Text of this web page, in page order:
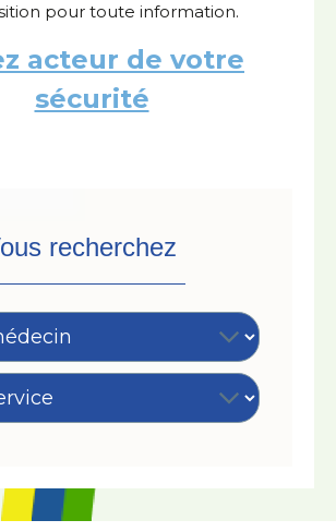
pour toute information.
acteur de votre
sécurité
recherchez